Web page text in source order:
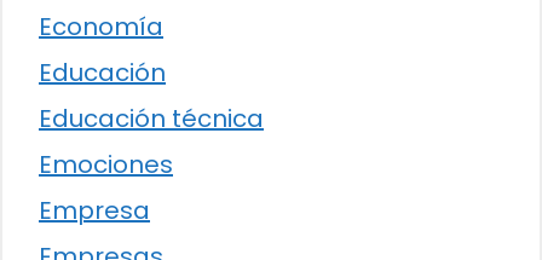
Economía
Educación
Educación técnica
Emociones
Empresa